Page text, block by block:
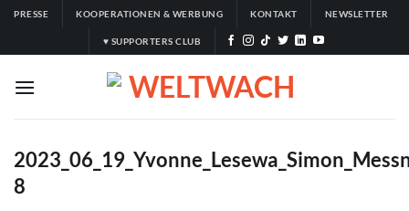
Zum
springen
PRESSE KOOPERATIONEN & WERBUNG KONTAKT NEWSLETTER
♥ SUPPORTERS CLUB
8